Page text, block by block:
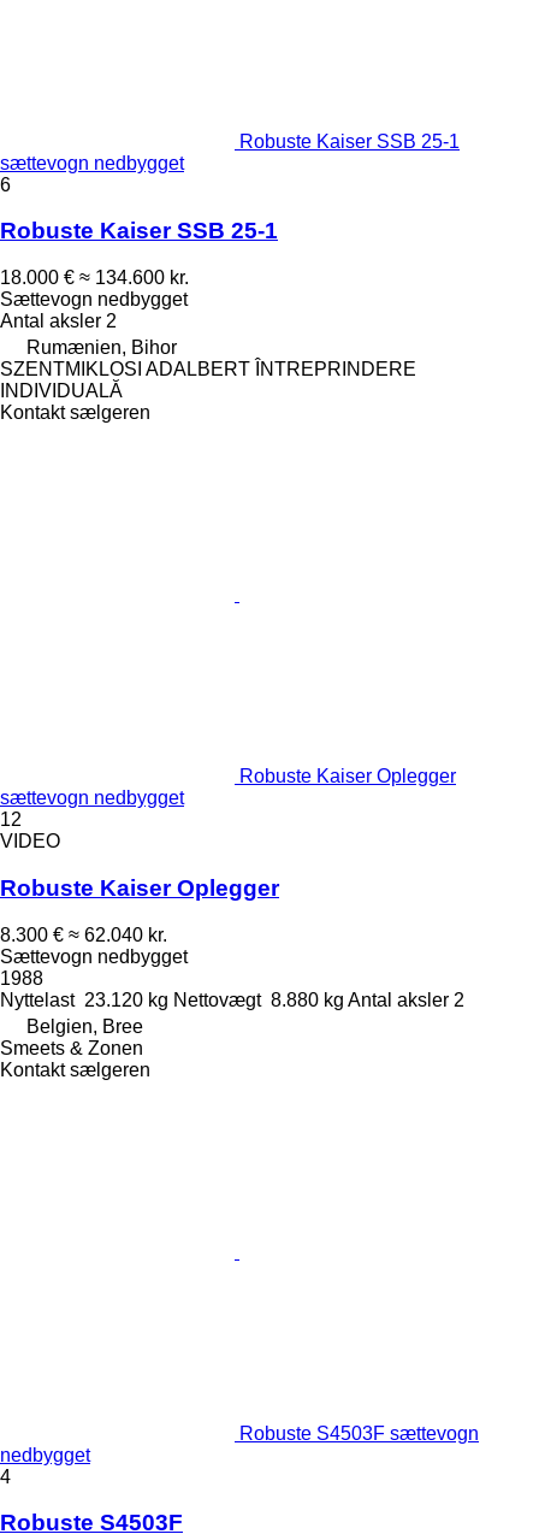
Robuste Kaiser SSB 25-1
sættevogn nedbygget
6
Robuste Kaiser SSB 25-1
18.000 € ≈ 134.600 kr.
Sættevogn nedbygget
Antal aksler 2
Rumænien, Bihor
SZENTMIKLOSI ADALBERT ÎNTREPRINDERE
INDIVIDUALĂ
Kontakt sælgeren
Robuste Kaiser Oplegger
sættevogn nedbygget
12
VIDEO
Robuste Kaiser Oplegger
8.300 € ≈ 62.040 kr.
Sættevogn nedbygget
1988
Nyttelast 23.120 kg Nettovægt 8.880 kg Antal aksler 2
Belgien, Bree
Smeets & Zonen
Kontakt sælgeren
Robuste S4503F sættevogn
nedbygget
4
Robuste S4503F